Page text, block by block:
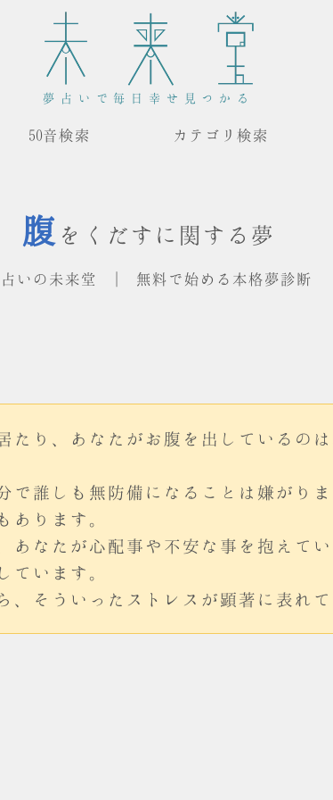
夢占いで毎日幸せ見つかる
50音検索 カテゴリ検索
腹 をくだすに関する夢
占いの未来堂 | 無料で始める本格夢診断
たり、あなたがお腹を出しているの
で誰しも無防備になることは嫌がり
あります。
あなたが心配事や不安な事を抱えて
ています。
、そういったストレスが顕著に表れて